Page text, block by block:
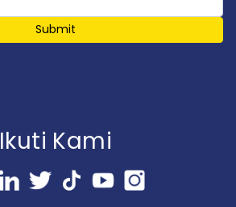
Submit
Ikuti Kami